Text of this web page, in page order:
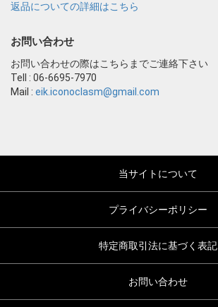
返品についての詳細はこちら
お問い合わせ
お問い合わせの際はこちらまでご連絡下さい
Tell : 06-6695-7970
Mail : eik.iconoclasm@gmail.com
当サイトについて
プライバシーポリシー
特定商取引法に基づく表記
お問い合わせ